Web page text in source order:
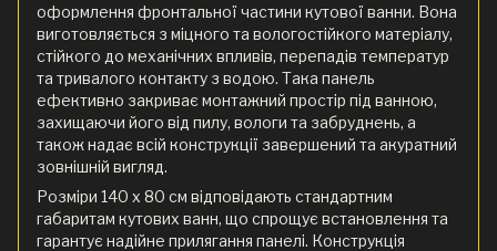
оформлення фронтальної частини кутової ванни. Вона
виготовляється з міцного та вологостійкого матеріалу,
стійкого до механічних впливів, перепадів температур
та тривалого контакту з водою. Така панель
ефективно закриває монтажний простір під ванною,
захищаючи його від пилу, вологи та забруднень, а
також надає всій конструкції завершений та акуратний
зовнішній вигляд.
Розміри 140 х 80 см відповідають стандартним
габаритам кутових ванн, що спрощує встановлення та
гарантує надійне прилягання панелі. Конструкція